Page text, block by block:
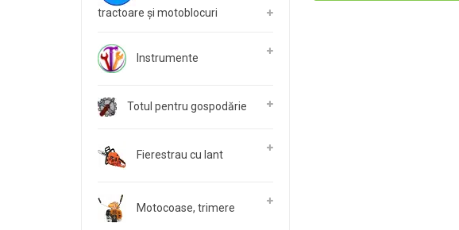
tractoare și motoblocuri
Instrumente
Totul pentru gospodărie
Fierestrau cu lant
Motocoase, trimere